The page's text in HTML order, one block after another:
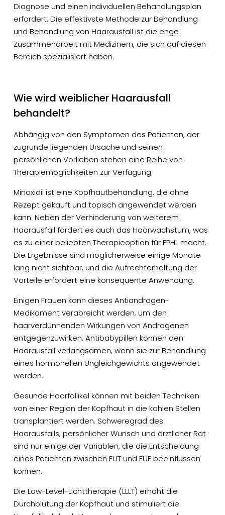
Diagnose und einen individuellen Behandlungsplan
erfordert. Die effektivste Methode zur Behandlung
und Behandlung von Haarausfall ist die enge
Zusammenarbeit mit Medizinern, die sich auf diesen
Bereich spezialisiert haben.
Wie wird weiblicher Haarausfall
behandelt?
Abhängig von den Symptomen des Patienten, der
zugrunde liegenden Ursache und seinen
persönlichen Vorlieben stehen eine Reihe von
Therapiemöglichkeiten zur Verfügung.
Minoxidil ist eine Kopfhautbehandlung, die ohne
Rezept gekauft und topisch angewendet werden
kann. Neben der Verhinderung von weiterem
Haarausfall fördert es auch das Haarwachstum, was
es zu einer beliebten Therapieoption für FPHL macht.
Die Ergebnisse sind möglicherweise einige Monate
lang nicht sichtbar, und die Aufrechterhaltung der
Vorteile erfordert eine konsequente Anwendung.
Einigen Frauen kann dieses Antiandrogen-
Medikament verabreicht werden, um den
haarverdünnenden Wirkungen von Androgenen
entgegenzuwirken. Antibabypillen können den
Haarausfall verlangsamen, wenn sie zur Behandlung
eines hormonellen Ungleichgewichts angewendet
werden.
Gesunde Haarfollikel können mit beiden Techniken
von einer Region der Kopfhaut in die kahlen Stellen
transplantiert werden. Schweregrad des
Haarausfalls, persönlicher Wunsch und ärztlicher Rat
sind nur einige der Variablen, die die Entscheidung
eines Patienten zwischen FUT und FUE beeinflussen
können.
Die Low-Level-Lichttherapie (LLLT) erhöht die
Durchblutung der Kopfhaut und stimuliert die